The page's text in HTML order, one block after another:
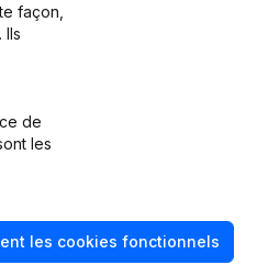
façon,
Ils
de
les
les cookies fonctionnels